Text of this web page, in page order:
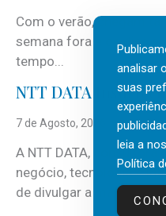
Com o verão, chegam
semana fora e os dias
tempo...
NTT DATA
7 de Agosto, 2026
A NTT DATA, consultora
negócio, tecnologia e
de divulgar a mais
analisar
suas
leia a
Política